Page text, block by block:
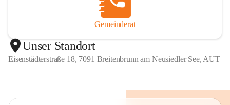
Gemeinderat
Unser Standort
Eisenstädterstraße 18, 7091 Breitenbrunn am Neusiedler See, AUT